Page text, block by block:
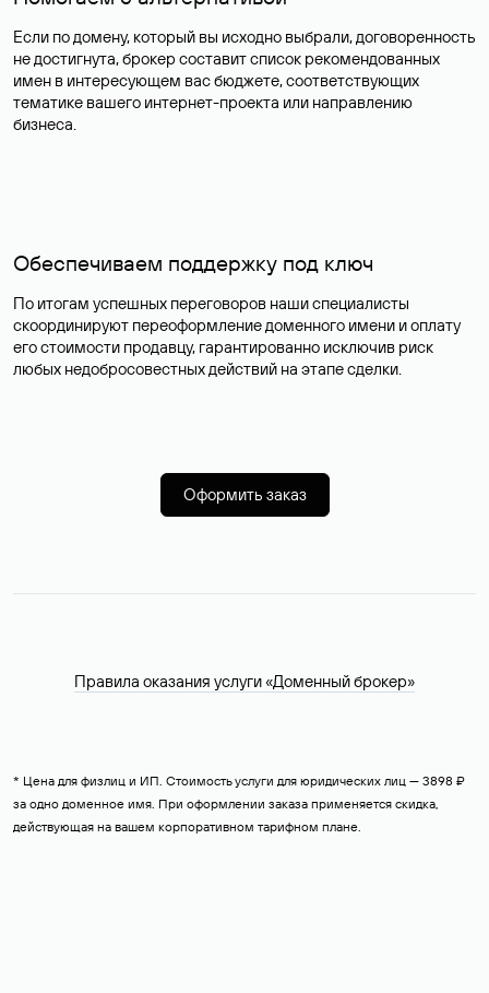
Если по домену, который вы исходно выбрали, договоренность
не достигнута, брокер составит список рекомендованных
имен в интересующем вас бюджете, соответствующих
тематике вашего интернет-проекта или направлению
бизнеса.
Обеспечиваем поддержку под ключ
По итогам успешных переговоров наши специалисты
скоординируют переоформление доменного имени и оплату
его стоимости продавцу, гарантированно исключив риск
любых недобросовестных действий на этапе сделки.
Оформить заказ
Правила оказания услуги «Доменный брокер»
* Цена для физлиц и ИП. Стоимость услуги для юридических лиц — 3898 ₽
за одно доменное имя. При оформлении заказа применяется скидка,
действующая на вашем корпоративном тарифном плане.